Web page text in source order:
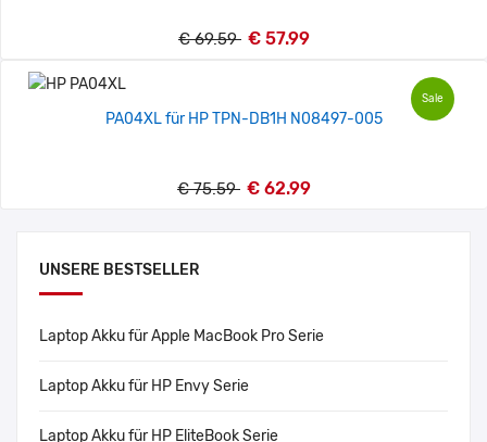
UNSERE BESTSELLER
Laptop Akku für Apple MacBook Pro Serie
Laptop Akku für HP Envy Serie
Laptop Akku für HP EliteBook Serie
€ 69.59 € 57.99
Sale
PA04XL für HP TPN-DB1H N08497-005
€ 75.59 € 62.99